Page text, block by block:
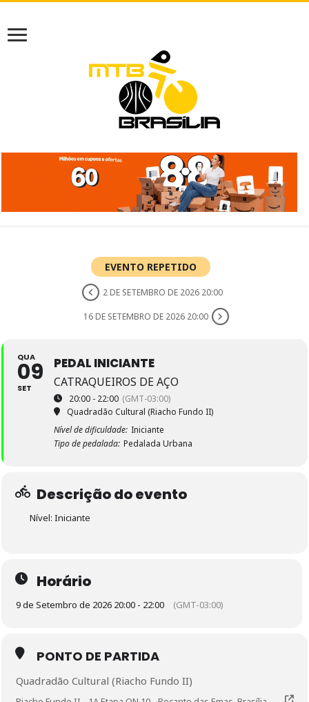
EVENTO REPETIDO
2 DE SETEMBRO DE 2026 20:00
16 DE SETEMBRO DE 2026 20:00
QUA
09
SET
PEDAL INICIANTE
CATRAQUEIROS DE AÇO
20:00 - 22:00 (GMT-03:00)
Quadradão Cultural (Riacho Fundo II)
Nível de dificuldade: Iniciante
Tipo de pedalada: Pedalada Urbana
Descrição do evento
Nível: Iniciante
Horário
9 de Setembro de 2026 20:00 - 22:00 (GMT-03:00)
PONTO DE PARTIDA
Quadradão Cultural (Riacho Fundo II)